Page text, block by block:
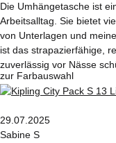
Die Umhängetasche ist
Arbeitsalltag. Sie bietet
von Unterlagen und
ist das strapazierfähige,
zuverlässig vor Nässe
zur Farbauswahl
29.07.2025
Sabine S